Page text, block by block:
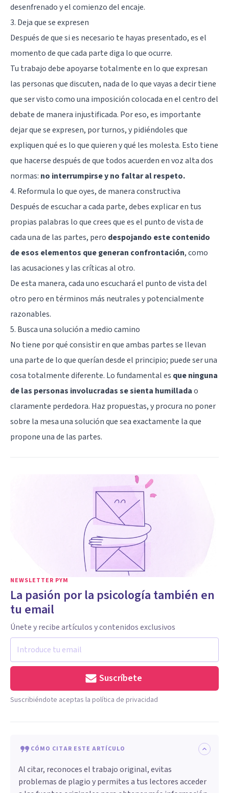
desenfrenado y el comienzo del encaje.
3. Deja que se expresen
Después de que si es necesario te hayas presentado, es el
momento de que cada parte diga lo que ocurre.
Tu trabajo debe apoyarse totalmente en lo que expresan
las personas que discuten, nada de lo que vayas a decir tiene
que ser visto como una imposición colocada en el centro del
debate de manera injustificada. Por eso, es importante
dejar que se expresen, por turnos, y pidiéndoles que
expliquen qué es lo que quieren y qué les molesta. Esto tiene
que hacerse después de que todos acuerden en voz alta dos
normas: no interrumpirse y no faltar al respeto.
4. Reformula lo que oyes, de manera constructiva
Después de escuchar a cada parte, debes explicar en tus
propias palabras lo que crees que es el punto de vista de
cada una de las partes, pero despojando este contenido
de esos elementos que generan confrontación, como
las acusaciones y las críticas al otro.
De esta manera, cada uno escuchará el punto de vista del
otro pero en términos más neutrales y potencialmente
razonables.
5. Busca una solución a medio camino
No tiene por qué consistir en que ambas partes se llevan
una parte de lo que querían desde el principio; puede ser una
cosa totalmente diferente. Lo fundamental es que ninguna
de las personas involucradas se sienta humilladao
claramente perdedora. Haz propuestas, y procura no poner
sobre la mesa una solución que sea exactamente la que
propone una de las partes.
NEWSLETTER PYM
La pasión por la psicología también en
tu email
Únete y recibe artículos y contenidos exclusivos
Suscríbete
Suscribiéndote aceptas la política de privacidad
CÓMO CITAR ESTE ARTÍCULO
Al citar, reconoces el trabajo original, evitas
problemas de plagio y permites a tus lectores acceder